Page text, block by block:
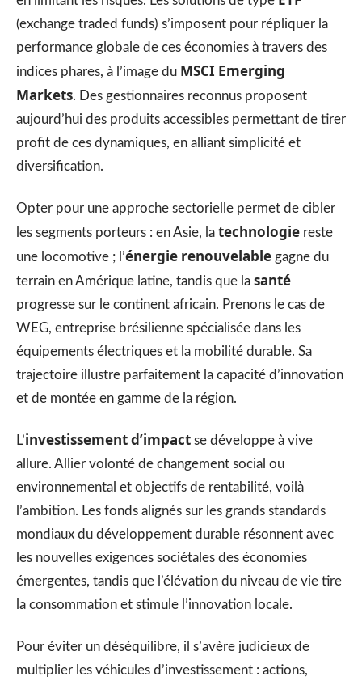
(exchange traded funds) s’imposent pour répliquer la
performance globale de ces économies à travers des
indices phares, à l’image du MSCI Emerging
Markets. Des gestionnaires reconnus proposent
aujourd’hui des produits accessibles permettant de tirer
profit de ces dynamiques, en alliant simplicité et
diversification.
Opter pour une approche sectorielle permet de cibler
les segments porteurs : en Asie, la technologie reste
une locomotive ; l’énergie renouvelable gagne du
terrain en Amérique latine, tandis que la santé
progresse sur le continent africain. Prenons le cas de
WEG, entreprise brésilienne spécialisée dans les
équipements électriques et la mobilité durable. Sa
trajectoire illustre parfaitement la capacité d’innovation
et de montée en gamme de la région.
L’investissement d’impact se développe à vive
allure. Allier volonté de changement social ou
environnemental et objectifs de rentabilité, voilà
l’ambition. Les fonds alignés sur les grands standards
mondiaux du développement durable résonnent avec
les nouvelles exigences sociétales des économies
émergentes, tandis que l’élévation du niveau de vie tire
la consommation et stimule l’innovation locale.
Pour éviter un déséquilibre, il s’avère judicieux de
multiplier les véhicules d’investissement : actions,